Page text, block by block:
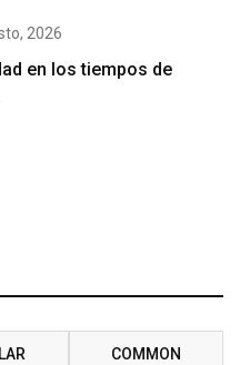
2026
en los tiempos de
COMMON